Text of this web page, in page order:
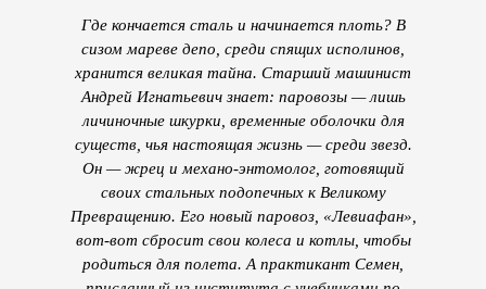
Где кончается сталь и начинается плоть? В
сизом мареве депо, среди спящих исполинов,
хранится великая тайна. Старший машинист
Андрей Игнатьевич знает: паровозы — лишь
личиночные шкурки, временные оболочки для
существ, чья настоящая жизнь — среди звезд.
Он — жрец и механо-энтомолог, готовящий
своих стальных подопечных к Великому
Превращению. Его новый паровоз, «Левиафан»,
вот-вот сбросит свои колеса и котлы, чтобы
родиться для полета. А практикант Семен,